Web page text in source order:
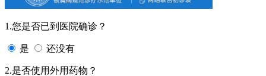
1.您是否已到医院确诊？
是 还没有
2.是否使用外用药物？